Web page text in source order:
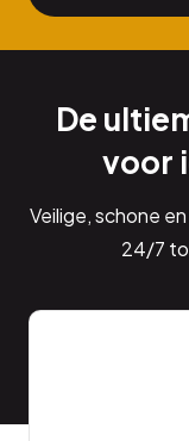
De
voor
Veilige, schone
24/7